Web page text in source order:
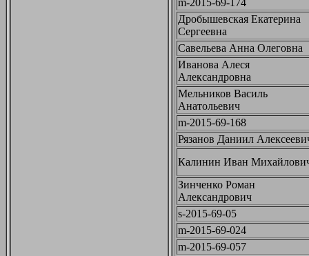
m-2015-69-174
Дробышевская Екатерина
Сергеевна
Савельева Анна Олеговна
Иванова Алеся
Александровна
Мельников Василь
Анатольевич
m-2015-69-168
Рязанов Даниил
Калинин Иван
Зинченко Роман
Александрович
s-2015-69-05
m-2015-69-024
m-2015-69-057